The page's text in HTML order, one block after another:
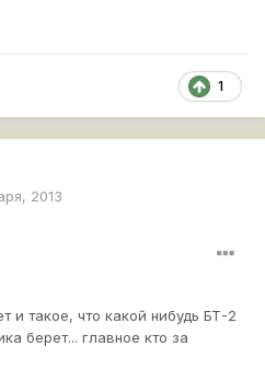
1
2013
и такое, что какой нибудь БТ-2
берет... главное кто за